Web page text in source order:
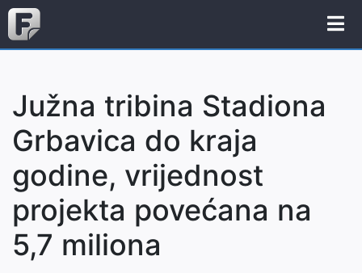
Južna tribina Stadiona
Grbavica do kraja
godine, vrijednost
projekta povećana na
5,7 miliona